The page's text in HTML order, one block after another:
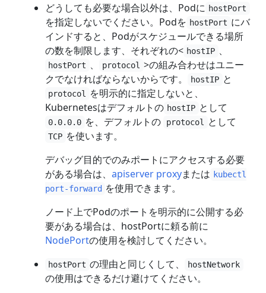
どうしても必要な場合以外は、Podに hostPort
を指定しないでください。Podを hostPort にバ
インドすると、Podがスケジュールできる場所
の数を制限します、それぞれの< hostIP 、
hostPort 、 protocol >の組み合わせはユニー
クでなければならないからです。
hostIP と
protocol
を明示的に指定しないと、
Kubernetesはデフォルトの hostIP として
0.0.0.0 を、デフォルトの protocol として
TCP を使います。
デバッグ目的でのみポートにアクセスする必要
がある場合は、 apiserver proxyまたは kubectl
port-forward を使用できます。
ノード上でPodのポートを明示的に公開する必
要がある場合は、hostPortに頼る前に
NodePortの使用を検討してください。
hostPort の理由と同じくして、 hostNetwork
の使用はできるだけ避けてください。